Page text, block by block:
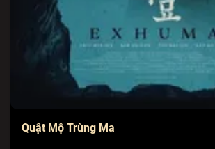
Quật Mộ Trùng Ma